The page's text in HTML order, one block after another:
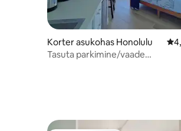
Korter asukohas Honolulu
Tasuta parkimine/vaade